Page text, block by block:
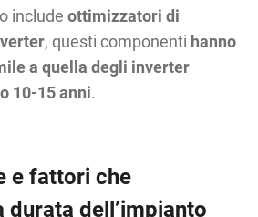
includeottimizzatori di
, questi componenti hanno
a quella degli inverter
10-15 anni.
e fattori che
durata dell’impianto